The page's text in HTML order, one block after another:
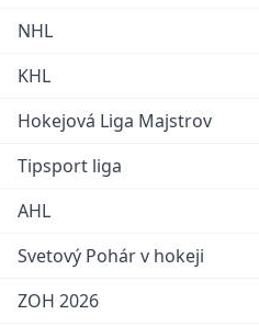
NHL
KHL
Hokejová Liga Majstrov
Tipsport liga
AHL
Svetový Pohár v hokeji
ZOH 2026